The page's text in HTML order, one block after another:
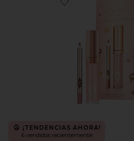
Favorite DÚO PARA
¡TENDENCIAS AHORA!
6 vendidos recientemente